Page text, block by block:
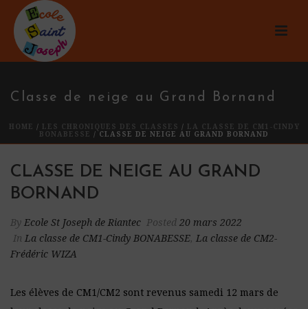
Classe de neige au Grand Bornand
HOME / LES CHRONIQUES DES CLASSES /
LA CLASSE DE CM1-CINDY
BONABESSE
/ CLASSE DE NEIGE AU GRAND BORNAND
CLASSE DE NEIGE AU GRAND
BORNAND
By Ecole St Joseph de Riantec Posted 20 mars 2022
In La classe de CM1-Cindy BONABESSE, La classe de CM2-
Frédéric WIZA
Les élèves de CM1/CM2 sont revenus samedi 12 mars de